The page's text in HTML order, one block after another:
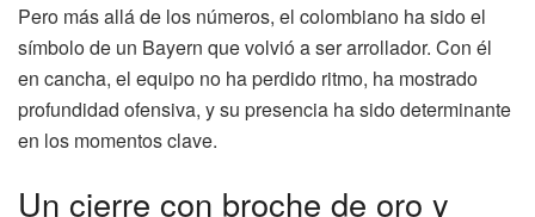
Pero más allá de los números, el colombiano ha sido el
símbolo de un Bayern que volvió a ser arrollador. Con él
en cancha, el equipo no ha perdido ritmo, ha mostrado
profundidad ofensiva, y su presencia ha sido determinante
en los momentos clave.
Un cierre con broche de oro y